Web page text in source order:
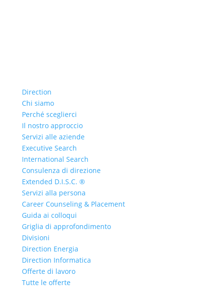
Direction
Chi siamo
Perché sceglierci
Il nostro approccio
Servizi alle aziende
Executive Search
International Search
Consulenza di direzione
Extended D.I.S.C. ®
Servizi alla persona
Career Counseling & Placement
Guida ai colloqui
Griglia di approfondimento
Divisioni
Direction Energia
Direction Informatica
Offerte di lavoro
Tutte le offerte